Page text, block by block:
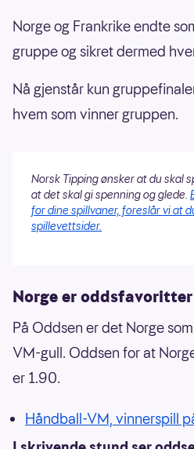
Norge og Frankrike endte
gruppe og sikret dermed
Nå gjenstår kun
hvem som vinner gruppen.
Norsk Tipping ønsker at du skal
at det skal gi spenning og glede.
for dine spillvaner, foreslår vi at
spillevettsider.
Norge er oddsfavoritter
På Oddsen er det Norge
VM-gull. Oddsen for at
er 1.90.
Håndball-VM, vinnerspill